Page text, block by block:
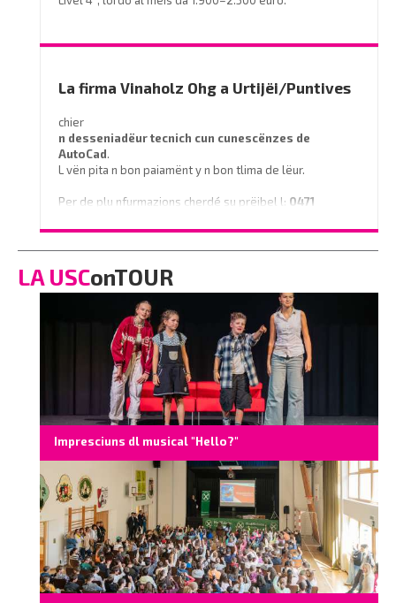
info@miramontihotel.it
o telefoné al
La firma Vinaholz Ohg a Urtijëi/Puntives
chier
n desseniadëur tecnich cun cunescënzes de
AutoCad.
L vën pita n bon paiamënt y n bon tlima de lëur.
Per de plu nfurmazions cherdé su prëibel l: 0471
o scrì na e-mail a
info@vinaholz.com
LA USConTOUR
Impresciuns dl musical "Hello?"